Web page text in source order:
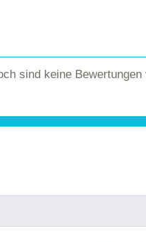
sind keine Bewertungen